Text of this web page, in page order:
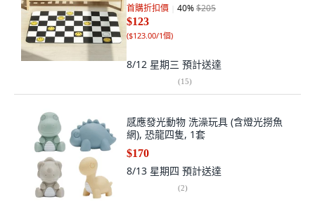
首購折扣價 40%$205
$123
($123.00/1個)
8/12 星期三 預計送達
(15)
感應發光動物 洗澡玩具 (含燈光撈魚
網), 恐龍四隻, 1套
$170
8/13 星期四 預計送達
(2)